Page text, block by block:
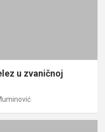
u zvaničnoj